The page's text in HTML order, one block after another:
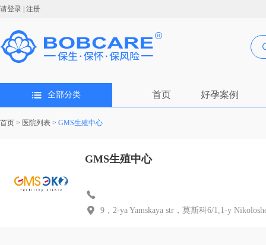
请登录 | 注册
全部分类 首页 好孕案例
首页 > 医院列表 > GMS生殖中心
GMS生殖中心
9，2-ya Yamskaya str，莫斯科6/1,1-y